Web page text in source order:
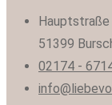
Hauptstraße
51399
02174 -